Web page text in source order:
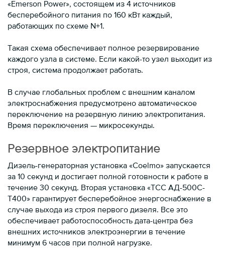
«Emerson Power», состоящем из 4 источников
бесперебойного питания по 160 кВт каждый,
работающих по схеме N+1.
Такая схема обеспечивает полное резервирование
каждого узла в системе. Если какой-то узел выходит из
строя, система продолжает работать.
В случае глобальных проблем с внешним каналом
электроснабжения предусмотрено автоматическое
переключение на резервную линию электропитания.
Время переключения — микросекунды.
Резервное электропитание
Дизель-генераторная установка «Coelmo» запускается
за 10 секунд и достигает полной готовности к работе в
течение 30 секунд. Вторая установка «ТСС АД-500С-
Т400» гарантирует бесперебойное энергоснабжение в
случае выхода из строя первого дизеля. Все это
обеспечивает работоспособность дата-центра без
внешних источников электроэнергии в течение
минимум 6 часов при полной нагрузке.